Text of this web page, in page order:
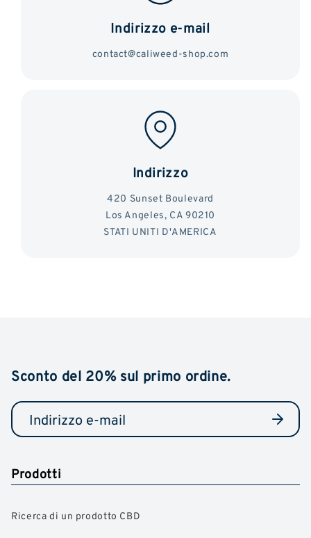
Indirizzo e-mail
contact@caliweed-shop.com
Indirizzo
420 Sunset Boulevard
Los Angeles, CA 90210
STATI UNITI D'AMERICA
Sconto del 20% sul primo ordine.
Prodotti
Ricerca di un prodotto CBD